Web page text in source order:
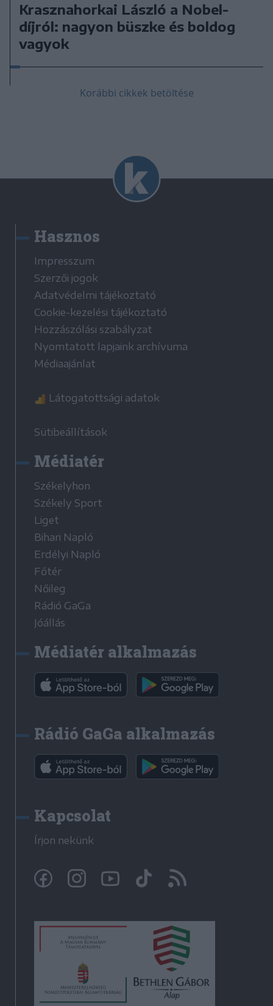
Krasznahorkai László a Nobel-
díjról: nagyon büszke és boldog
vagyok
Korábbi cikkek betöltése
Hasznos
Impresszum
Szerzői jogok
Adatvédelmi tájékoztató
Cookie-kezelési tájékoztató
Hozzászólási szabályzat
Nyomtatott lapjaink archívuma
Médiaajánlat
Látogatottsági adatok
Sütibeállítások
Médiatér
Székelyhon
Székely Sport
Liget
Bihari Napló
Erdélyi Napló
Főtér
Nőileg
Rádió GaGa
Jóállás
Médiatér alkalmazás
Rádió GaGa alkalmazás
Kapcsolat
Írjon nekünk